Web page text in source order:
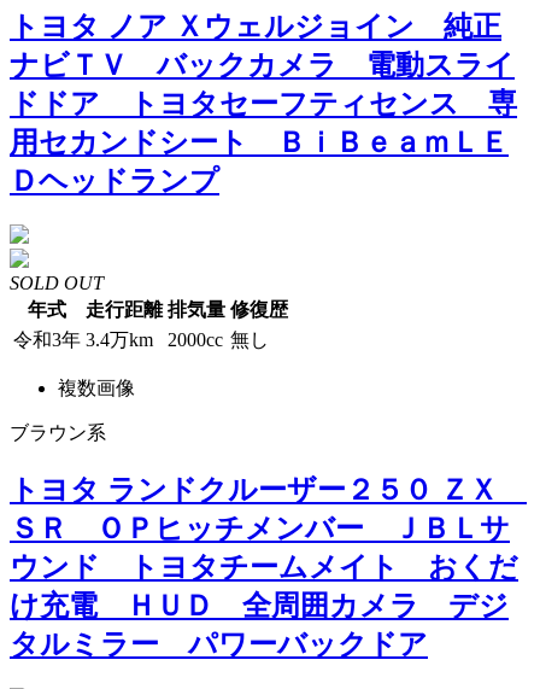
トヨタ ノア Ｘウェルジョイン 純正
ナビＴＶ バックカメラ 電動スライ
ドドア トヨタセーフティセンス 専
用セカンドシート ＢｉＢｅａｍＬＥ
Ｄヘッドランプ
SOLD OUT
年式
走行距離 排気量 修復歴
令和3年 3.4万km 2000cc 無し
複数画像
ブラウン系
トヨタ ランドクルーザー２５０ ＺＸ
ＳＲ ＯＰヒッチメンバー ＪＢＬサ
ウンド トヨタチームメイト おくだ
け充電 ＨＵＤ 全周囲カメラ デジ
タルミラー パワーバックドア